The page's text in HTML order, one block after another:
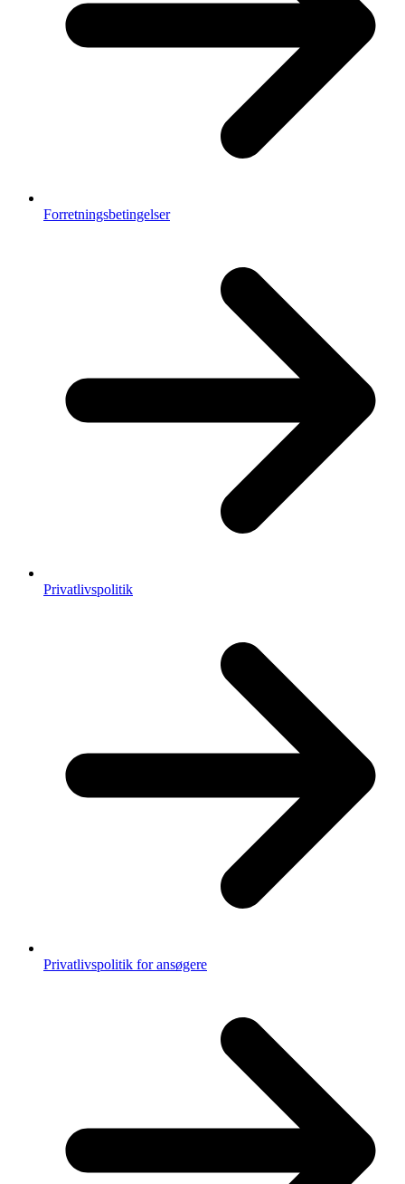
Forretningsbetingelser
Privatlivspolitik
Privatlivspolitik for ansøgere